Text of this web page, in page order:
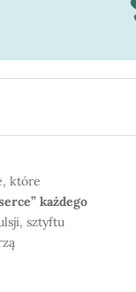
które
każdego
sztyftu